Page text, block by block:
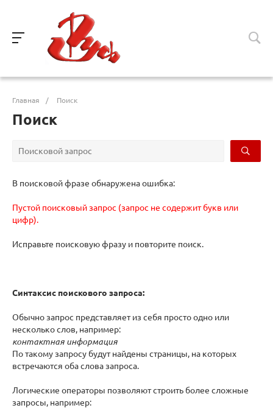
Главная / Поиск
Поиск
В поисковой фразе обнаружена ошибка:
Пустой поисковый запрос (запрос не содержит букв или
цифр).
Исправьте поисковую фразу и повторите поиск.
Синтаксис поискового запроса:
Обычно запрос представляет из себя просто одно или
несколько слов, например:
контактная информация
По такому запросу будут найдены страницы, на которых
встречаются оба слова запроса.
Логические операторы позволяют строить более сложные
запросы, например: